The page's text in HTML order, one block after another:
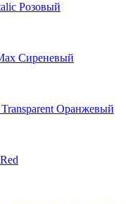
Розовый
Сиреневый
Оранжевый